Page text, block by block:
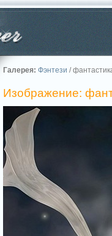
Галерея: Фэнтези /
Изображение: